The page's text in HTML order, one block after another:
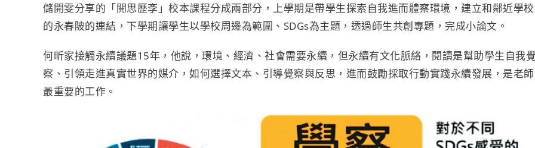
儲開雯分享的「閱思歷斈」校本課程分成兩部分，上學期是帶學生探索自我進而體察環境，建立和鄰近學校
的永春陂的連結，下學期讓學生以學校周邊為範圍、SDGs為主題，透過師生共創專題，完成小論文。
何昕家接觸永續議題15年，他說，環境、經濟、社會需要永續，但永續有文化脈絡，閱讀是幫助學生自我
察、引領走進真實世界的媒介，如何選擇文本、引導覺察與反思，進而鼓勵採取行動實踐永續發展，是老師
最重要的工作。